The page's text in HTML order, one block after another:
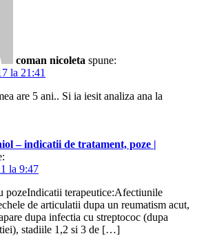
coman nicoleta spune:
la 21:41
are 5 ani.. Si ia iesit analiza ana la
– indicatii de tratament, poze |
la 9:47
terapeutice:Afectiunile
de articulatii dupa un reumatism acut,
dupa infectia cu streptococ (dupa
stadiile 1,2 si 3 de […]